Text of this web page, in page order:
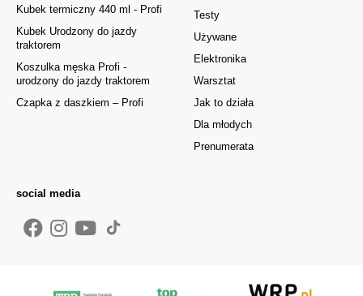
Testy
Używane
Elektronika
Warsztat
Jak to działa
Dla młodych
Prenumerata
Kubek termiczny 440 ml - Profi
Kubek Urodzony do jazdy
traktorem
Koszulka męska Profi -
urodzony do jazdy traktorem
Czapka z daszkiem – Profi
social media